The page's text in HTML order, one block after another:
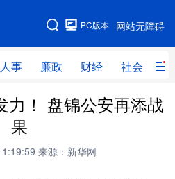
网站无障碍
PC版本
人事 廉政 财经 社会 科
网站地图
时政 人事
力！ 盘锦公安再添战
果
来源：新华网